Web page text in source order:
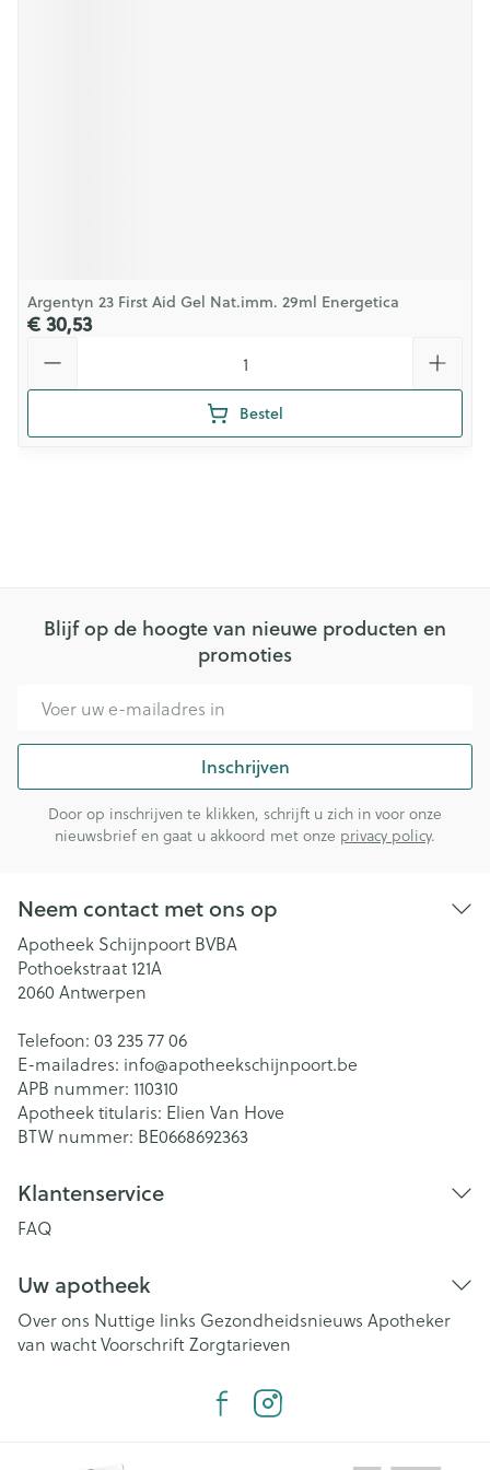
Argentyn 23 First Aid Gel Nat.imm. 29ml Energetica
€ 30,53
Bestel
Blijf op de hoogte van nieuwe producten en
promoties
Inschrijven
Door op inschrijven te klikken, schrijft u zich in voor onze
nieuwsbrief en gaat u akkoord met onze privacy policy.
Neem contact met ons op
Apotheek Schijnpoort BVBA
Pothoekstraat 121A
2060 Antwerpen
Telefoon: 03 235 77 06
E-mailadres: info@apotheekschijnpoort.be
APB nummer: 110310
Apotheek titularis: Elien Van Hove
BTW nummer: BE0668692363
Klantenservice
FAQ
Uw apotheek
Over ons Nuttige links Gezondheidsnieuws Apotheker
van wachtVoorschriftZorgtarieven